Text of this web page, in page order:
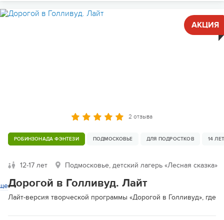
2 отзыва
РОБИНЗОНАДА ФЭНТЕЗИ ПОДМОСКОВЬЕ ДЛЯ ПОДРОСТКОВ 14
12-17 лет Подмосковье, детский лагерь «Лесная сказка»
Дорогой в Голливуд. Лайт
Лайт-версия творческой программы «Дорогой в Голливуд», где
АКЦИЯ